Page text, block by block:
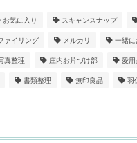
お気に入り スキャンスナップ
ァイリング メルカリ 一緒に
真整理 庄内お片づけ部 愛用
書類整理 無印良品 羽